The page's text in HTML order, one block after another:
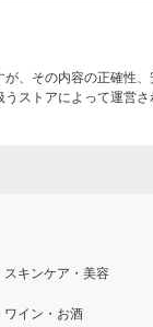
、その内容の正確性
ストアによって運営
スキンケア・美容
ワイン・お酒